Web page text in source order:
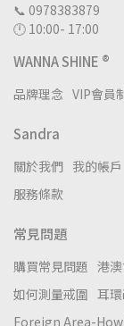
📞 0978383879
🕛 10:00- 17:00
WANNA SHINE ®
品牌理念 VIP會員
Sandra
關於我們 我的帳戶
服務條款
常見問題
購買常見問題 港
如何測量戒圍 耳
Foreign Area-